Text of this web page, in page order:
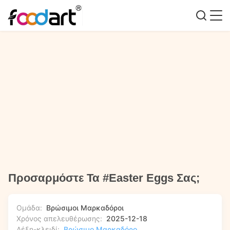
Προσαρμόστε Τα #Easter Eggs Σας;
Ομάδα: Βρώσιμοι Μαρκαδόροι
Χρόνος απελευθέρωσης: 2025-12-18